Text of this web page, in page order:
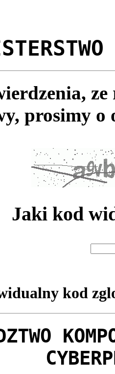
prosimy o
Jaki kod
kod